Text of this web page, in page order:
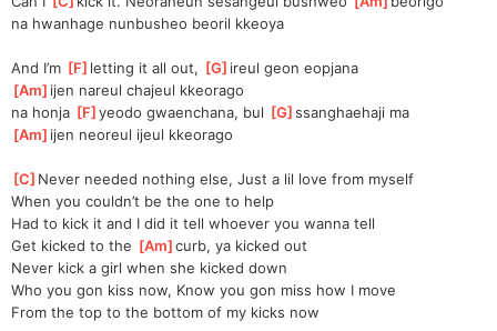
na hwanhage nunbusheo beoril kkeoya
And I’m [F ]letting it all out, [G ]ireul geon eopjana
[Am ]ijen nareul chajeul kkeorago
na honja [F ]
yeodo gwaenchana, bul [G ]
ssanghaehaji ma
[Am ]ijen neoreul ijeul kkeorago
[C ]Never needed nothing else, Just a lil love from myself
When you couldn’t be the one to help
Had to kick it and I did it tell whoever you wanna tell
Get kicked to the [Am ]
curb, ya kicked out
Never kick a girl when she kicked down
Who you gon kiss now, Know you gon miss how I move
From the top to the bottom of my kicks now